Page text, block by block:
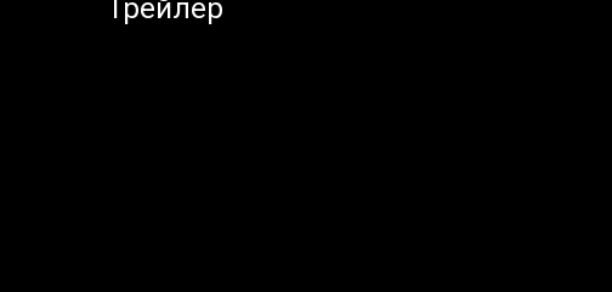
Трейлер